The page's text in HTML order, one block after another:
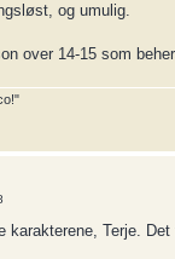
og umulig.
over 14-15 som
karakterene, Terje.